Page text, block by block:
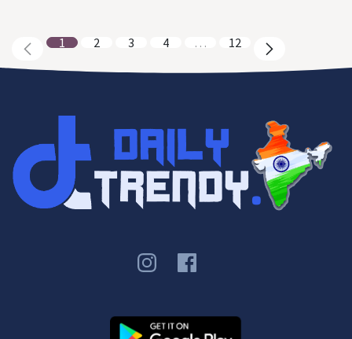
1 2 3 4 … 12